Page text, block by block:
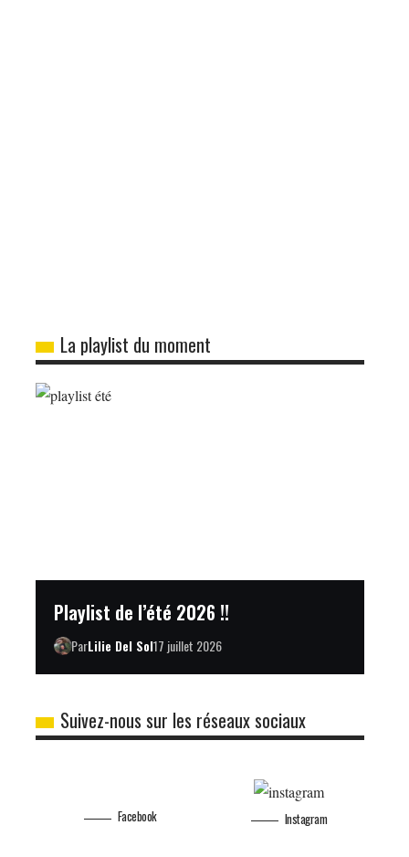
La playlist du moment
Playlist de l’été 2026 !!
ParLilie Del Sol17 juillet 2026
Suivez-nous sur les réseaux sociaux
Facebook Instagram